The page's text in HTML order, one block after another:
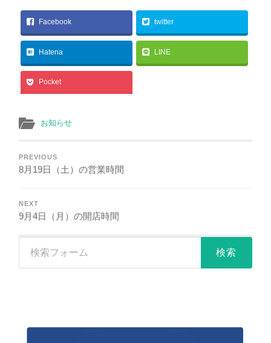
Facebook twitter
Hatena LINE
Pocket
お知らせ
PREVIOUS
8月19日（土）の営業時間
NEXT
9月4日（月）の開店時間